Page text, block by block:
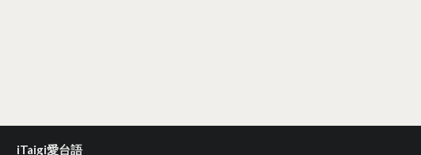
iTaigi愛台語